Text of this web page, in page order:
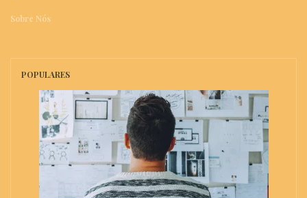
Sobre Nós
POPULARES